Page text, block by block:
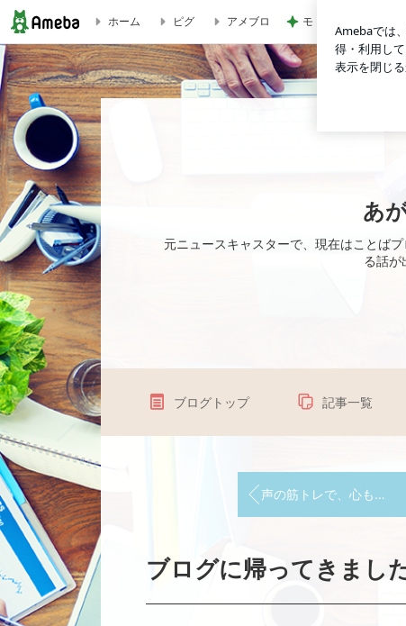
ブログに帰ってきました。 | あがり症でも、短期間で目に見え
ホーム ピグ アメブロ モト冬樹 エアコンの
あ
元ニュースキャスターで、現在はことば
る話が
ブログトップ 記事一覧
声の筋トレで、心も体も健やかに。～妙行寺での特別企画～
ブログに帰ってきました